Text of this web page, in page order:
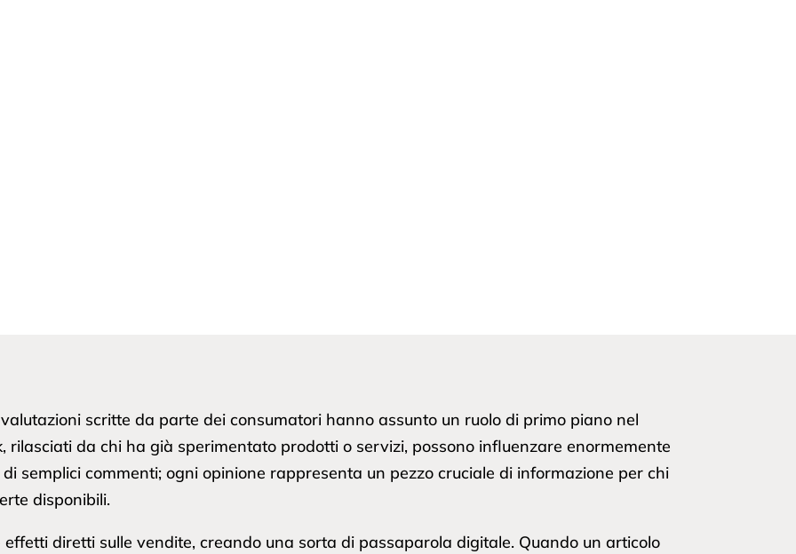
scritte da parte dei consumatori hanno assunto un ruolo di primo piano nel
rilasciati da chi ha già sperimentato prodotti o servizi, possono influenzare enormemente
semplici commenti; ogni opinione rappresenta un pezzo cruciale di informazione per chi
disponibili.
diretti sulle vendite, creando una sorta di passaparola digitale. Quando un articolo